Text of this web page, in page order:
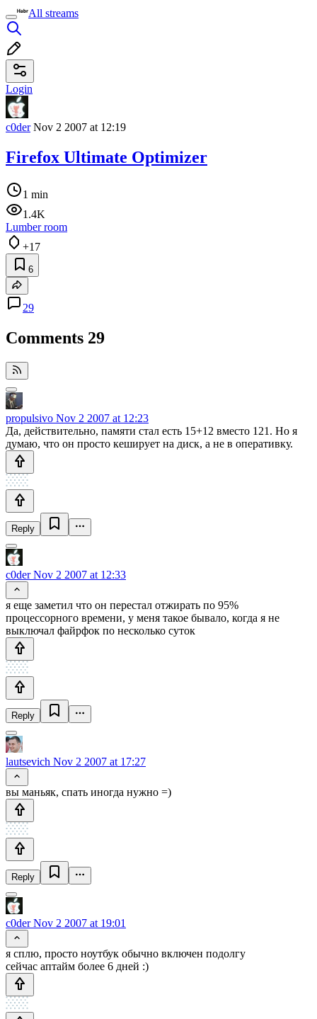
All streams
Login
c0derNov 2 2007 at 12:19
Firefox Ultimate Optimizer
1 min
1.4K
Lumber room
+17
6
29
Comments 29
propulsivo Nov 2 2007 at 12:23
Да, действительно, памяти стал есть 15+12 вместо 121. Но я
думаю, что он просто кеширует на диск, а не в оперативку.
Reply
c0derNov 2 2007 at 12:33
я еще заметил что он перестал отжирать по 95%
процессорного времени, у меня такое бывало, когда я не
выключал файрфок по несколько суток
Reply
lautsevich Nov 2 2007 at 17:27
вы маньяк, спать иногда нужно =)
Reply
c0derNov 2 2007 at 19:01
я сплю, просто ноутбук обычно включен подолгу
сейчас аптайм более 6 дней :)